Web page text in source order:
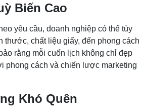
Biến Cao
yêu cầu, doanh nghiệp có thể tùy
thước, chất liệu giấy, đến phong cách
rằng mỗi cuốn lịch không chỉ đẹp
phong cách và chiến lược marketing
Khó Quên